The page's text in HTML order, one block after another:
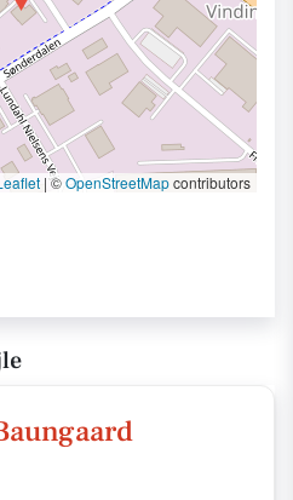
|©OpenStreetMapcontributors